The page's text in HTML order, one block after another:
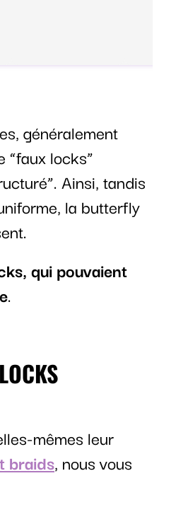
généralement
locks”
Ainsi, tandis
la butterfly
qui pouvaient
.
mêmes leur
braids, nous vous